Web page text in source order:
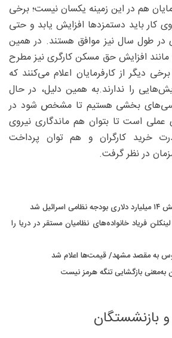
هم در این زمینه یکسان نیست؛ برخی
کار باید دستمزدها افزایش یابد و حتی
در طول سال نیز موافق هستند. در همین
افزایش حق مسکن کارگری نیز مطرح
دیگر از کارفرمایان اعلام می‌کنند که
را ندارند.به همین دلیل، در حال
بخشی هستیم تا مشخص شود در
است تا بتوان هم ماندگاری نیروی
خرید کارگران و هم توان پرداخت
در نظر گرفت.
شد
فریاد خانواده‌های نظامیان مستقر در دریا را
به مقصد مشهد/ قیمت‌ها اعلام شد
به‌معنی بازگشایی تنگه هرمز نیست
بازنشستگان